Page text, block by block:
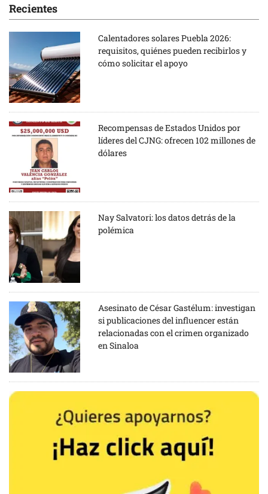
Recientes
Calentadores solares Puebla 2026:
requisitos, quiénes pueden recibirlos y
cómo solicitar el apoyo
Recompensas de Estados Unidos por
líderes del CJNG: ofrecen 102 millones de
dólares
Nay Salvatori: los datos detrás de la
polémica
Asesinato de César Gastélum: investigan
si publicaciones del influencer están
relacionadas con el crimen organizado
en Sinaloa